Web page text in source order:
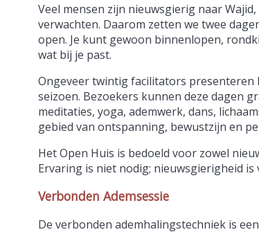
Veel mensen zijn nieuwsgierig naar
verwachten. Daarom zetten we twee
open. Je kunt gewoon binnenlopen,
wat bij je past.
Ongeveer twintig facilitators
seizoen. Bezoekers kunnen deze dagen
meditaties, yoga, ademwerk, dans,
gebied van ontspanning, bewustzijn en
Het Open Huis is bedoeld voor zowel
Ervaring is niet nodig; nieuwsgierigheid is
Verbonden Ademsessie
De verbonden ademhalingstechniek is